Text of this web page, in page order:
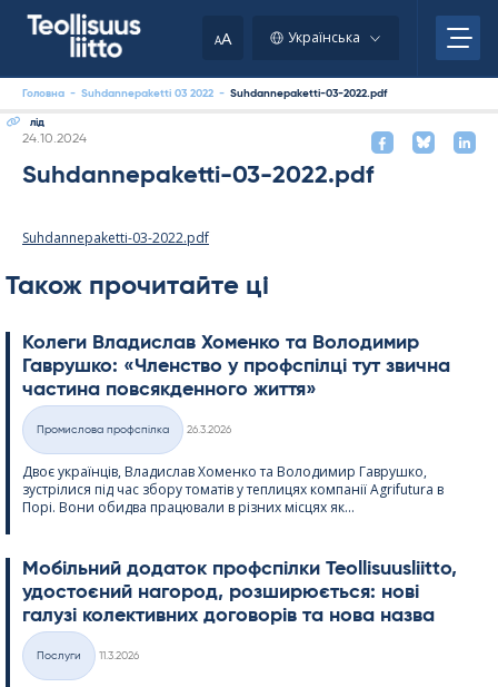
AA Українська
Головна - Suhdannepaketti 03 2022 - Suhdannepaketti-03-2022.pdf
лід
Kirjoitettu
24.10.2024
Suhdannepaketti-03-2022.pdf
Suhdannepaketti-03-2022.pdf
Також прочитайте ці
Колеги Владислав Хоменко та Володимир
Гаврушко: «Членство у профспілці тут звична
частина повсякденного життя»
Категорії
Промислова профспілка
26.3.2026
Двоє українців, Владислав Хоменко та Володимир Гаврушко,
зустрілися під час збору томатів у теплицях компанії Agri­fu­tura в
Порі. Вони обидва працювали в різних місцях як...
Мобільний додаток профспілки Teol­li­suus­liitto,
удостоєний нагород, розширюється: нові
галузі колективних договорів та нова назва
Категорії
Послуги
11.3.2026